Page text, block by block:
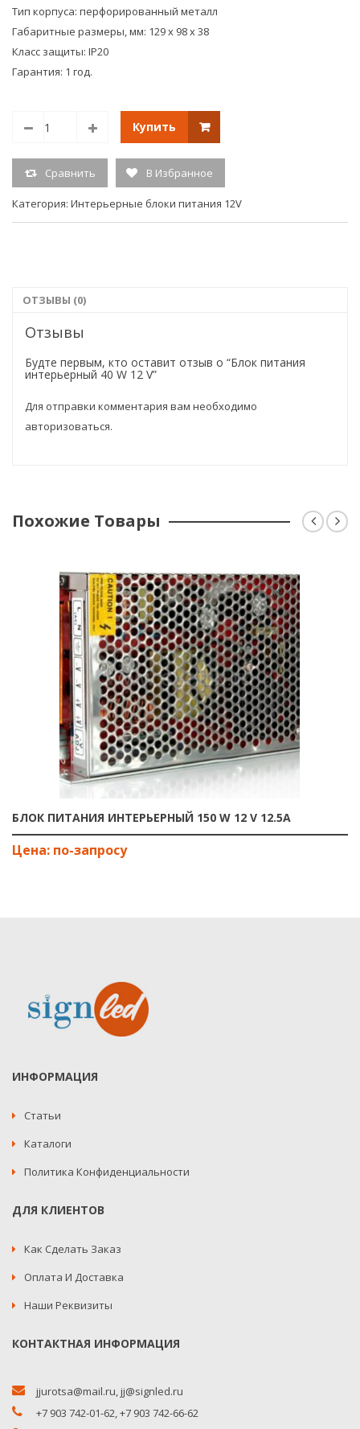
Тип корпуса: перфорированный металл
Габаритные размеры, мм: 129 х 98 х 38
Класс защиты: IP20
Гарантия: 1 год.
Купить
Сравнить В Избранное
Категория: Интерьерные блоки питания 12V
ОТЗЫВЫ (0)
Отзывы
Будте первым, кто оставит отзыв о “Блок питания
интерьерный 40 W 12 V”
Для отправки комментария вам необходимо
авторизоваться.
Похожие Товары
БЛОК ПИТАНИЯ ИНТЕРЬЕРНЫЙ 150 W 12 V 12.5А
ИНФОРМАЦИЯ
Статьи
Каталоги
Политика Конфиденциальности
ДЛЯ КЛИЕНТОВ
Как Сделать Заказ
Оплата И Доставка
Наши Реквизиты
КОНТАКТНАЯ ИНФОРМАЦИЯ
jjurotsa@mail.ru,jj@signled.ru
+7 903 742-01-62,+7 903 742-66-62